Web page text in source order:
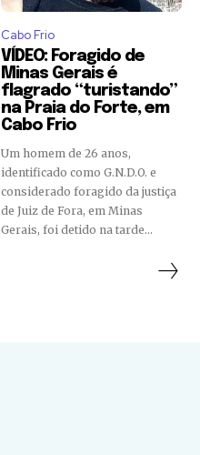
Cabo Frio
VÍDEO: Foragido de
Minas Gerais é
flagrado “turistando”
na Praia do Forte, em
Cabo Frio
Um homem de 26 anos,
identificado como G.N.D.O. e
considerado foragido da justiça
de Juiz de Fora, em Minas
Gerais, foi detido na tarde...